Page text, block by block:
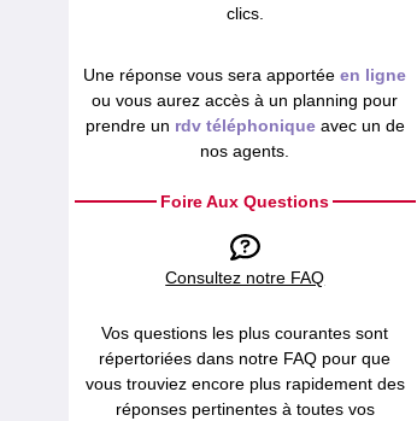
clics.
Une réponse vous sera apportéeen ligne
ou vous aurez accès à un planning pour
prendre un rdv téléphoniqueavec un de
nos agents.
Foire Aux Questions
Consultez notre FAQ
Vos questions les plus courantes sont
répertoriées dans notre FAQ pour que
vous trouviez encore plus rapidement des
réponses pertinentes à toutes vos